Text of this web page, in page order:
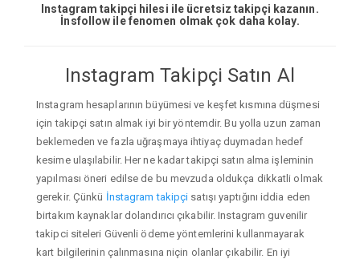
Instagram takipçi hilesi ile ücretsiz takipçi kazanın.
İnsfollow ile fenomen olmak çok daha kolay.
Instagram Takipçi Satın Al
Instagram hesaplarının büyümesi ve keşfet kısmına düşmesi
için takipçi satın almak iyi bir yöntemdir. Bu yolla uzun zaman
beklemeden ve fazla uğraşmaya ihtiyaç duymadan hedef
kesime ulaşılabilir. Her ne kadar takipçi satın alma işleminin
yapılması öneri edilse de bu mevzuda oldukça dikkatli olmak
gerekir. Çünkü İnstagram takipçi satışı yaptığını iddia eden
birtakım kaynaklar dolandırıcı çıkabilir. Instagram guvenilir
takipci siteleri Güvenli ödeme yöntemlerini kullanmayarak
kart bilgilerinin çalınmasına niçin olanlar çıkabilir. En iyi